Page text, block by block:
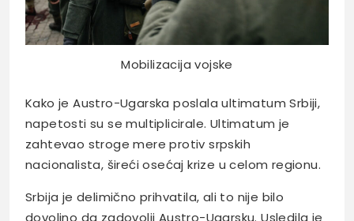
Mobilizacija vojske
Kako je Austro-Ugarska poslala ultimatum Srbiji,
napetosti su se multiplicirale. Ultimatum je
zahtevao stroge mere protiv srpskih
nacionalista, šireći osećaj krize u celom regionu.
Srbija je delimično prihvatila, ali to nije bilo
dovoljno da zadovolji Austro-Ugarsku. Usledila je